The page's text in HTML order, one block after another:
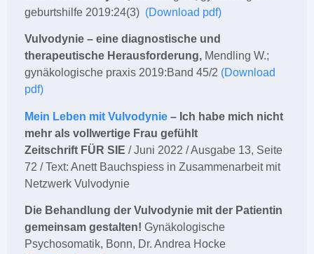
geburtshilfe 2019:24(3) (Download pdf)
Vulvodynie – eine diagnostische und
therapeutische Herausforderung, Mendling W.;
gynäkologische praxis 2019:Band 45/2 (Download
pdf)
Mein Leben mit Vulvodynie – Ich habe mich nicht
mehr als vollwertige Frau gefühlt
Zeitschrift FÜR SIE / Juni 2022 / Ausgabe 13, Seite
72 / Text: Anett Bauchspiess in Zusammenarbeit mit
Netzwerk Vulvodynie
Die Behandlung der Vulvodynie mit der Patientin
gemeinsam gestalten! Gynäkologische
Psychosomatik, Bonn, Dr. Andrea Hocke